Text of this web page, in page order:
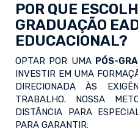
POR QUE
GRADUAÇÃO
EDUCACIONAL?
OPTAR POR UMA PÓS-
INVESTIR EM UMA
DIRECIONADA ÀS
TRABALHO. NOSSA
DISTÂNCIA PARA
PARA GARANTIR: